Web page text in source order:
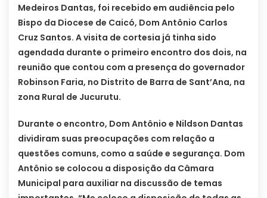
Medeiros Dantas, foi recebido em audiência pelo
Bispo da Diocese de Caicó, Dom Antônio Carlos
Cruz Santos. A visita de cortesia já tinha sido
agendada durante o primeiro encontro dos dois, na
reunião que contou com a presença do governador
Robinson Faria, no Distrito de Barra de Sant’Ana, na
zona Rural de Jucurutu.
Durante o encontro, Dom Antônio e Nildson Dantas
dividiram suas preocupações com relação a
questões comuns, como a saúde e segurança. Dom
Antônio se colocou a disposição da Câmara
Municipal para auxiliar na discussão de temas